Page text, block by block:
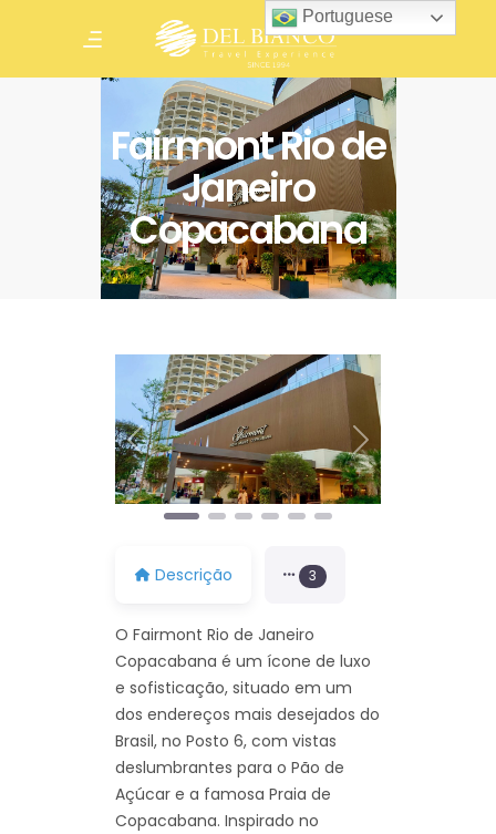
Fairmont Rio de
Janeiro
Copacabana
Anterior Próximo
Descrição 3
O Fairmont Rio de Janeiro
Copacabana é um ícone de luxo
e sofisticação, situado em um
dos endereços mais desejados do
Brasil, no Posto 6, com vistas
deslumbrantes para o Pão de
Açúcar e a famosa Praia de
Copacabana. Inspirado no
Portuguese